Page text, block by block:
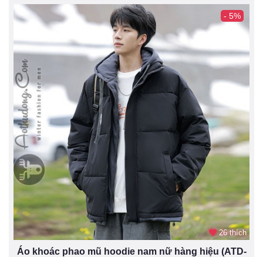
- 5%
26 thích
Áo khoác phao mũ hoodie nam nữ hàng hiệu (ATD-